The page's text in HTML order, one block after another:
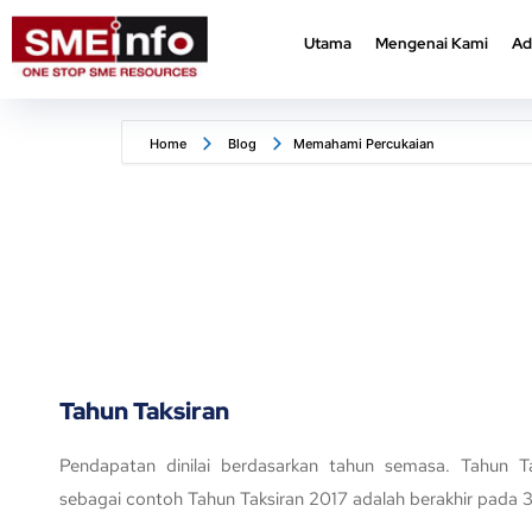
Utama Mengenai Kami
Home Blog Memahami Percukaian
Tahun Taksiran
Pendapatan dinilai berdasarkan tahun semasa. Tahun
sebagai contoh Tahun Taksiran 2017 adalah berakhir pada